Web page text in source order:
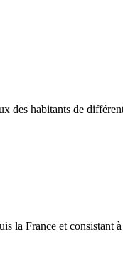
des habitants de
la France et consistant